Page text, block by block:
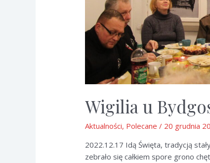
Wigilia u
Aktualności, Polecane / 20 grudnia
2022.12.17 Idą Święta, tradycją
zebrało się całkiem spore grono